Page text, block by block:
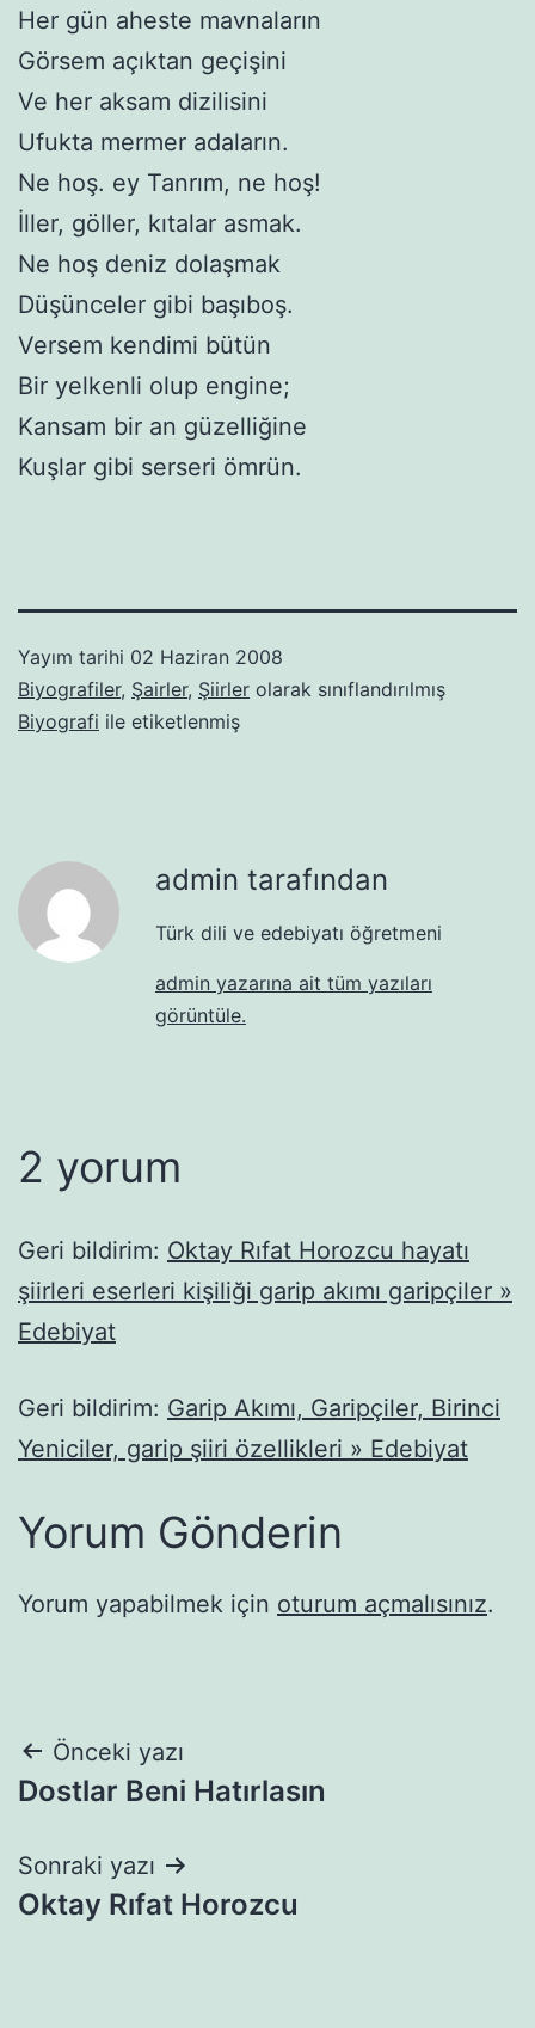
Her gün aheste mavnaların
Görsem açıktan geçişini
Ve her aksam dizilisini
Ufukta mermer adaların.
Ne hoş. ey Tanrım, ne hoş!
İller, göller, kıtalar asmak.
Ne hoş deniz dolaşmak
Düşünceler gibi başıboş.
Versem kendimi bütün
Bir yelkenli olup engine;
Kansam bir an güzelliğine
Kuşlar gibi serseri ömrün.
Yayım tarihi 02 Haziran 2008
Biyografiler, Şairler, Şiirler olarak sınıflandırılmış
Biyografi ile etiketlenmiş
admin tarafından
Türk dili ve edebiyatı öğretmeni
admin yazarına ait tüm yazıları
görüntüle.
2 yorum
Geri bildirim: Oktay Rıfat Horozcu hayatı
şiirleri eserleri kişiliği garip akımı garipçiler »
Edebiyat
Geri bildirim: Garip Akımı, Garipçiler, Birinci
Yeniciler, garip şiiri özellikleri » Edebiyat
Yorum Gönderin
Yorum yapabilmek için oturum açmalısınız.
Yazı
gezinmesi
Önceki yazı
Dostlar Beni Hatırlasın
Sonraki yazı
Oktay Rıfat Horozcu